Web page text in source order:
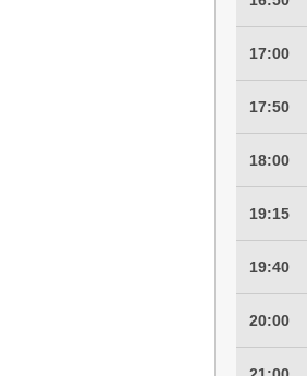
17:00
17:50
18:00
19:15
19:40
20:00